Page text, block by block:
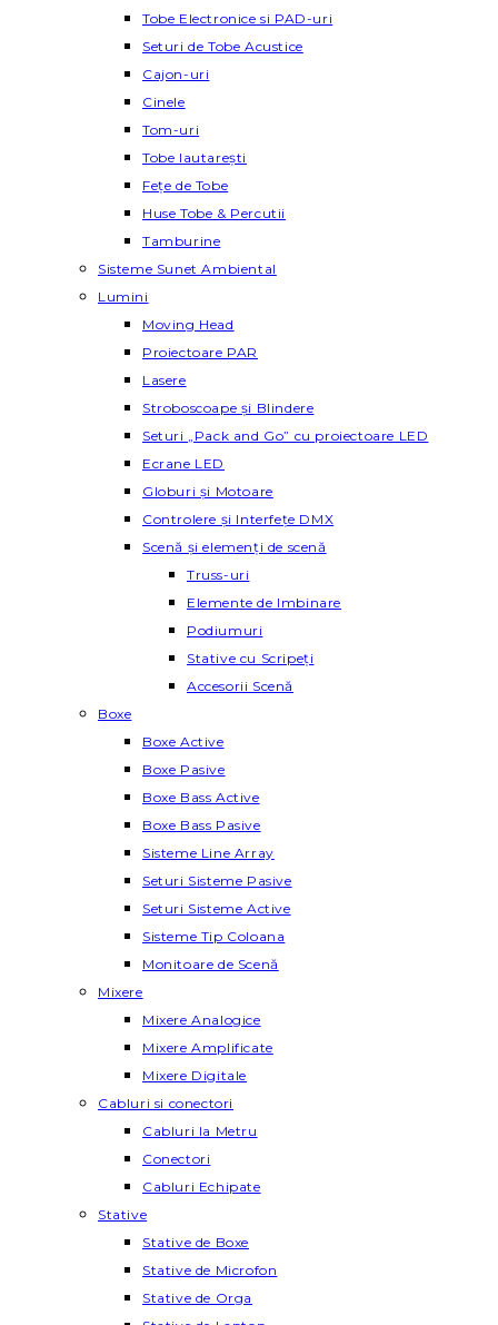
Tobe Electronice si PAD-uri
Seturi de Tobe Acustice
Cajon-uri
Cinele
Tom-uri
Tobe lautareşti
Fețe de Tobe
Huse Tobe & Percutii
Tamburine
Sisteme Sunet Ambiental
Lumini
Moving Head
Proiectoare PAR
Lasere
Stroboscoape și Blindere
Seturi „Pack and Go” cu proiectoare LED
Ecrane LED
Globuri și Motoare
Controlere și Interfețe DMX
Scenă și elemenți de scenă
Truss-uri
Elemente de Imbinare
Podiumuri
Stative cu Scripeți
Accesorii Scenă
Boxe
Boxe Active
Boxe Pasive
Boxe Bass Active
Boxe Bass Pasive
Sisteme Line Array
Seturi Sisteme Pasive
Seturi Sisteme Active
Sisteme Tip Coloana
Monitoare de Scenă
Mixere
Mixere Analogice
Mixere Amplificate
Mixere Digitale
Cabluri si conectori
Cabluri la Metru
Conectori
Cabluri Echipate
Stative
Stative de Boxe
Stative de Microfon
Stative de Orga